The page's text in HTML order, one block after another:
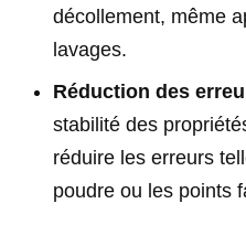
décollement, même
lavages.
Réduction des
stabilité des
réduire les erreurs
poudre ou les points